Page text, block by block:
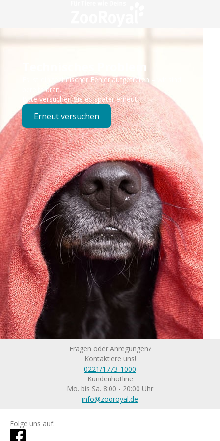
Technisches Problem
Es ist ein technischer Fehler aufgetreten – wir sind
bereits dran.
Bitte versuchen Sie es später erneut.
Erneut versuchen
Fragen oder Anregungen?
Kontaktiere uns!
0221/1773-1000
Kundenhotline
Mo. bis Sa. 8:00 - 20:00 Uhr
info@zooroyal.de
Folge uns auf: